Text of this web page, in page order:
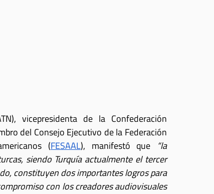
vicepresidenta de la Confederación
del Consejo Ejecutivo de la Federación
(FESAAL), manifestó que “la
siendo Turquía actualmente el tercer
constituyen dos importantes logros para
con los creadores audiovisuales